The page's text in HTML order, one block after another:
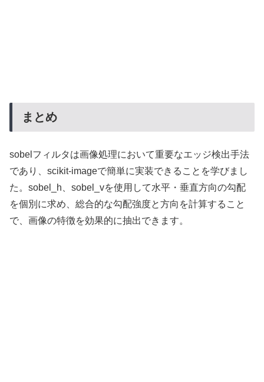
まとめ
sobelフィルタは画像処理において重要なエッジ検出手法
であり、scikit-imageで簡単に実装できることを学びまし
た。sobel_h、sobel_vを使用して水平・垂直方向の勾配
を個別に求め、総合的な勾配強度と方向を計算すること
で、画像の特徴を効果的に抽出できます。